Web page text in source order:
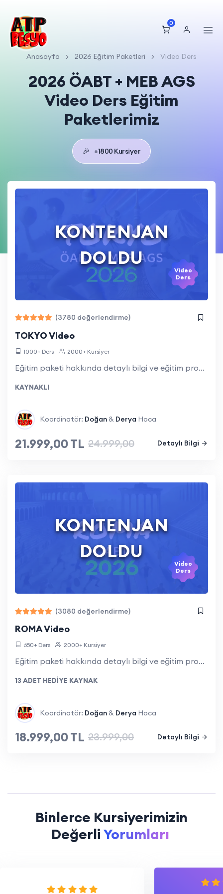
0
Anasayfa 2026 Eğitim Paketleri Video Ders
2026 ÖABT + MEB AGS
Video Ders Eğitim
Paketlerimiz
🎉 +1800 Kursiyer
KONTENJAN
DOLDU
Video
Ders
(3780 değerlendirme)
TOKYO Video
1000+ Ders 2000+ Kursiyer
Eğitim paketi hakkında detaylı bilgi ve eğitim programı için tıklayınız.
KAYNAKLI
Koordinatör: Doğan & Derya Hoca
21.999,00 TL 24.999,00 Detaylı Bilgi
KONTENJAN
DOLDU
Video
Ders
(3080 değerlendirme)
ROMA Video
650+ Ders 2000+ Kursiyer
Eğitim paketi hakkında detaylı bilgi ve eğitim programı için tıklayınız.
13 ADET HEDİYE KAYNAK
Koordinatör: Doğan & Derya Hoca
18.999,00 TL 23.999,00 Detaylı Bilgi
Binlerce Kursiyerimizin
Değerli
Yorumları
Başarıları